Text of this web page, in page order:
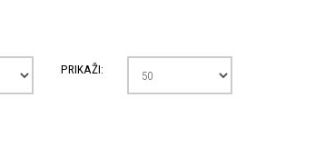
PRIKAŽI: